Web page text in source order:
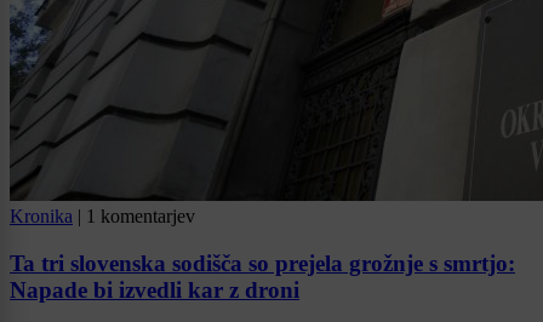
Kronika | 1 komentarjev
Ta tri slovenska sodišča so prejela grožnje s smrtjo:
Napade bi izvedli kar z droni